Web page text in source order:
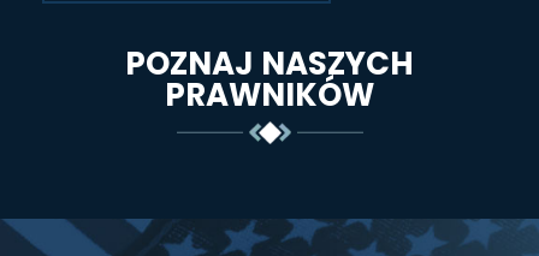
POZNAJ NASZYCH
PRAWNIKÓW